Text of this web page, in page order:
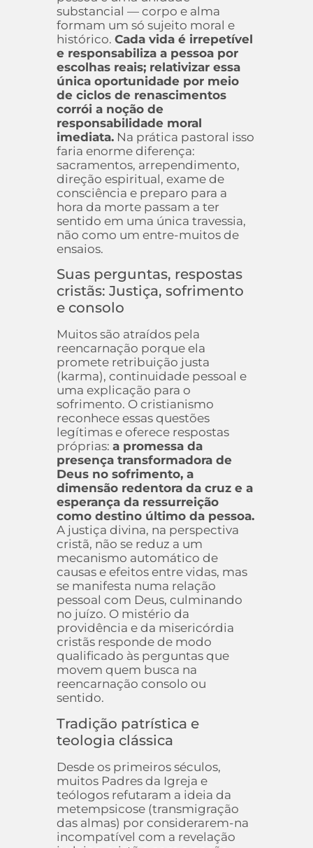
substancial — corpo e alma
formam um só sujeito moral e
histórico.Cada vida é irrepetível
e responsabiliza a pessoa por
escolhas reais; relativizar essa
única oportunidade por meio
de ciclos de renascimentos
corrói a noção de
responsabilidade moral
imediata. Na prática pastoral isso
faria enorme diferença:
sacramentos, arrependimento,
direção espiritual, exame de
consciência e preparo para a
hora da morte passam a ter
sentido em uma única travessia,
não como um entre-muitos de
ensaios.
Suas perguntas, respostas
cristãs: Justiça, sofrimento
e consolo
Muitos são atraídos pela
reencarnação porque ela
promete retribuição justa
(karma), continuidade pessoal e
uma explicação para o
sofrimento. O cristianismo
reconhece essas questões
legítimas e oferece respostas
próprias:a promessa da
presença transformadora de
Deus no sofrimento, a
dimensão redentora da cruz e a
esperança da ressurreição
como destino último da pessoa.
A justiça divina, na perspectiva
cristã, não se reduz a um
mecanismo automático de
causas e efeitos entre vidas, mas
se manifesta numa relação
pessoal com Deus, culminando
no juízo. O mistério da
providência e da misericórdia
cristãs responde de modo
qualificado às perguntas que
movem quem busca na
reencarnação consolo ou
sentido.
Tradição patrística e
teologia clássica
Desde os primeiros séculos,
muitos Padres da Igreja e
teólogos refutaram a ideia da
metempsicose (transmigração
das almas) por considerarem-na
incompatível com a revelação